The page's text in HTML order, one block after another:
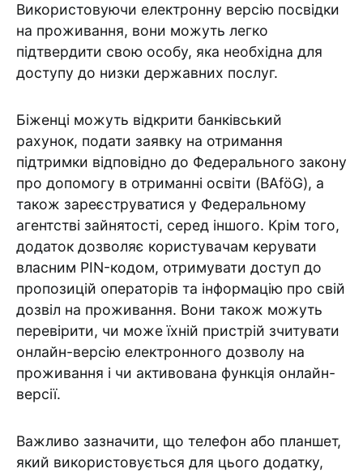
Використовуючи електронну версію посвідки
на проживання, вони можуть легко
підтвердити свою особу, яка необхідна для
доступу до низки державних послуг.
Біженці можуть відкрити банківський
рахунок, подати заявку на отримання
підтримки відповідно до Федерального закону
про допомогу в отриманні освіти (BAföG), а
також зареєструватися у Федеральному
агентстві зайнятості, серед іншого. Крім того,
додаток дозволяє користувачам керувати
власним PIN-кодом, отримувати доступ до
пропозицій операторів та інформацію про свій
дозвіл на проживання. Вони також можуть
перевірити, чи може їхній пристрій зчитувати
онлайн-версію електронного дозволу на
проживання і чи активована функція онлайн-
версії.
Важливо зазначити, що телефон або планшет,
який використовується для цього додатку,